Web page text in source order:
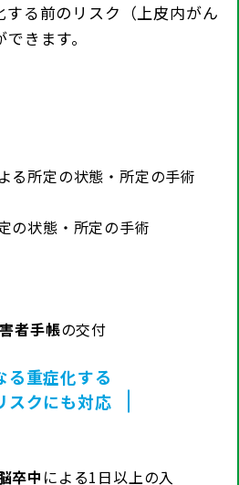
する前のリスク（上皮内がん
きます。
る所定の状態・所定の手術
の状態・所定の手術
者手帳の交付
る重症化する
スクにも対応
卒中 による1日以上の入